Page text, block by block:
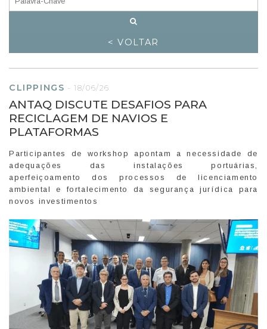
< VOLTAR
CLIPPINGS -18/06/26
ANTAQ DISCUTE DESAFIOS PARA
RECICLAGEM DE NAVIOS E
PLATAFORMAS
Participantes de workshop apontam a necessidade de
adequações das instalações portuárias,
aperfeiçoamento dos processos de licenciamento
ambiental e fortalecimento da segurança jurídica para
novos investimentos